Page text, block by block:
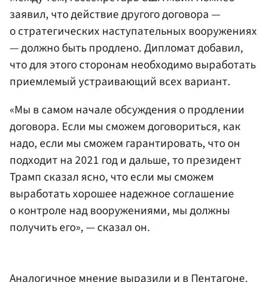
заявил, что действие другого договора —
о стратегических наступательных вооружениях
— должно быть продлено. Дипломат добавил,
что для этого сторонам необходимо выработать
приемлемый устраивающий всех вариант.
«Мы в самом начале обсуждения о продлении
договора. Если мы сможем договориться, как
надо, если мы сможем гарантировать, что он
подходит на 2021 год и дальше, то президент
Трамп сказал ясно, что если мы сможем
выработать хорошее надежное соглашение
о контроле над вооружениями, мы должны
получить его», — сказал он.
Аналогичное мнение выразили и в Пентагоне.